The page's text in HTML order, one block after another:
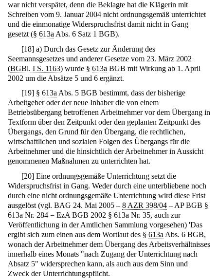
war nicht verspätet, denn die Beklagte hat die Klägerin mit
Schreiben vom 9. Januar 2004 nicht ordnungsgemäß unterrichtet
und die einmonatige Widerspruchsfrist damit nicht in Gang
gesetzt (§ 613a Abs. 6 Satz 1 BGB).
[18] a) Durch das Gesetz zur Änderung des
Seemannsgesetzes und anderer Gesetze vom 23. März 2002
(BGBl. I S. 1163) wurde § 613a BGB mit Wirkung ab 1. April
2002 um die Absätze 5 und 6 ergänzt.
[19] §613a Abs. 5 BGB bestimmt, dass der bisherige
Arbeitgeber oder der neue Inhaber die von einem
Betriebsübergang betroffenen Arbeitnehmer vor dem Übergang in
Textform über den Zeitpunkt oder den geplanten Zeitpunkt des
Übergangs, den Grund für den Übergang, die rechtlichen,
wirtschaftlichen und sozialen Folgen des Übergangs für die
Arbeitnehmer und die hinsichtlich der Arbeitnehmer in Aussicht
genommenen Maßnahmen zu unterrichten hat.
[20] Eine ordnungsgemäße Unterrichtung setzt die
Widerspruchsfrist in Gang. Weder durch eine unterbliebene noch
durch eine nicht ordnungsgemäße Unterrichtung wird diese Frist
ausgelöst (vgl. BAG 24. Mai 2005 – 8 AZR 398/04 – AP BGB §
613a Nr. 284 = EzA BGB 2002 § 613a Nr. 35, auch zur
Veröffentlichung in der Amtlichen Sammlung vorgesehen) 'Das
ergibt sich zum einen aus dem Wortlaut des § 613a Abs. 6 BGB,
wonach der Arbeitnehmer dem Übergang des Arbeitsverhältnisses
innerhalb eines Monats "nach Zugang der Unterrichtung nach
Absatz 5" widersprechen kann, als auch aus dem Sinn und
Zweck der Unterrichtungspflicht.